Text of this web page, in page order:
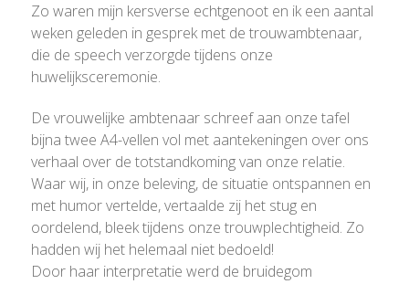
Zo waren mijn kersverse echtgenoot en ik een aantal
weken geleden in gesprek met de trouwambtenaar,
die de speech verzorgde tijdens onze
huwelijksceremonie.
De vrouwelijke ambtenaar schreef aan onze tafel
bijna twee A4-vellen vol met aantekeningen over ons
verhaal over de totstandkoming van onze relatie.
Waar wij, in onze beleving, de situatie ontspannen en
met humor vertelde, vertaalde zij het stug en
oordelend, bleek tijdens onze trouwplechtigheid. Zo
hadden wij het helemaal niet bedoeld!
Door haar interpretatie werd de bruidegom